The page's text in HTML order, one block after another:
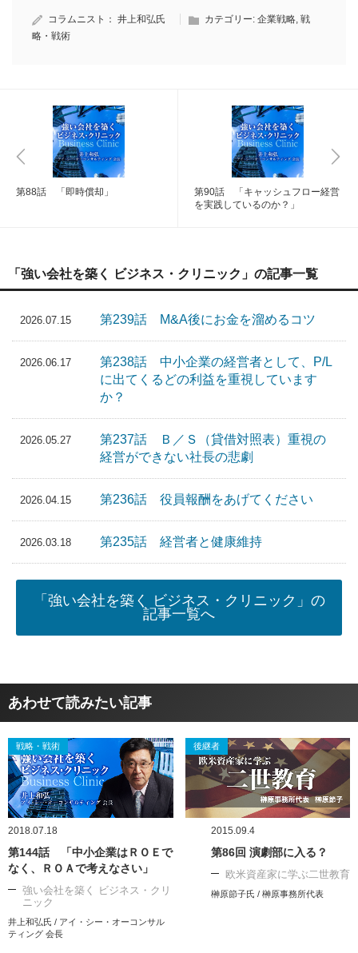
コラムニスト： 井上和弘氏 カテゴリー: 企業戦略 戦
略・戦術
第88話 「即時償却」
第90話 「キャッシュフロー経営
を実践しているのか？」
「強い会社を築く ビジネス・クリニック」の記事一覧
2026.07.15 第239話 M&A後にお金を溜めるコツ
2026.06.17
第238話 中小企業の経営者として、P/L
に出てくるどの利益を重視しています
か？
2026.05.27
第237話 Ｂ／Ｓ（貸借対照表）重視の
経営ができない社長の悲劇
2026.04.15 第236話 役員報酬をあげてください
2026.03.18 第235話 経営者と健康維持
「強い会社を築く ビジネス・クリニック」の
記事一覧へ
あわせて読みたい記事
戦略・戦術
2018.07.18
第144話 「中小企業はＲＯＥで
なく、ＲＯＡで考えなさい」
強い会社を築く ビジネス・クリ
ニック
井上和弘氏 / アイ・シー・オーコンサル
ティング 会長
後継者
2015.09.4
第86回 演劇部に入る？
欧米資産家に学ぶ二世教育
榊原節子氏 / 榊原事務所代表